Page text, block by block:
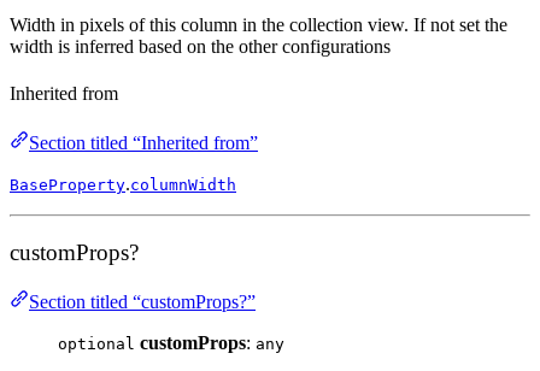
Width in pixels of this column in the collection view. If not set the
width is inferred based on the other configurations
Inherited from
Section titled “Inherited from”
BaseProperty.columnWidth
customProps?
Section titled “customProps?”
optional customProps: any